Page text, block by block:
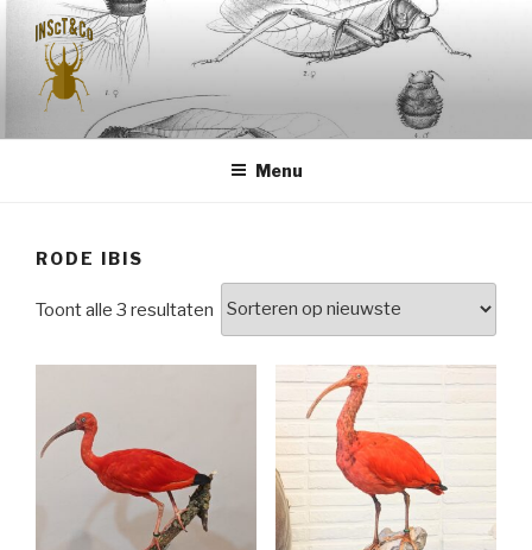
inhoud
springen
INSCT & CO
Menu
RODE IBIS
Toont alle 3 resultaten Gesorteerd
op
nieuwste